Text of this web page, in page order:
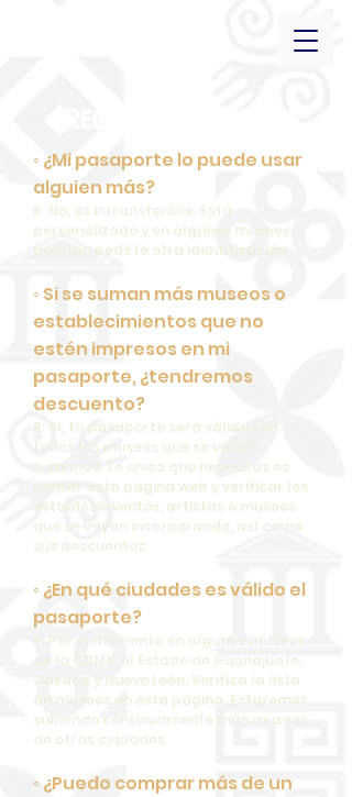
◦ ¿Mi pasaporte lo puede usar
alguien más?
R: No, es intransferible. Está
personalizado y en algunos museos
podrían pedirte otra identificación.
◦ Si se suman más museos o
establecimientos que no
estén impresos en mi
pasaporte, ¿tendremos
descuento?
R: Sí, tu pasaporte será válido con
todos los museos que se vayan
sumando. Lo único que necesitas es
revisar esta página web y verificar los
establecimientos, artistas o museos
que se vayan incorporando, así como
sus descuentos.
◦ ¿En qué ciudades es válido el
pasaporte?
R: Por el momento en algunos museos
de la CDMX, el Estado de Guanajuato,
Oaxaca y Nuevo León. Verifica la lista
de museos en esta página. Estaremos
subiendo continuamente más museos
de otras ciudades.
◦ ¿Puedo comprar más de un